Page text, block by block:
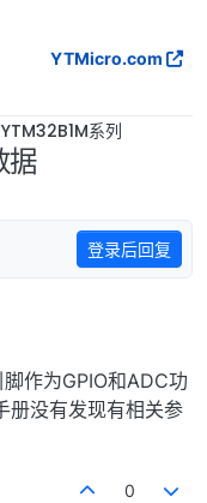
YTMicro.com
YTM32B1M系列
据
登录后回复
作为GPIO和ADC功
册没有发现有相关参
0